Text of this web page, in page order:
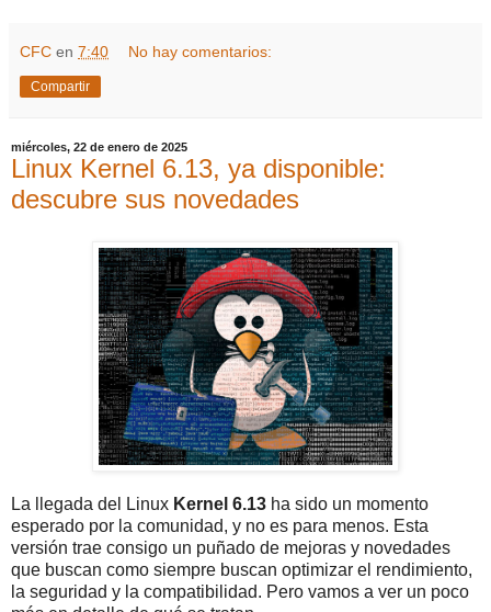
CFC en 7:40 No hay comentarios:
Compartir
miércoles, 22 de enero de 2025
Linux Kernel 6.13, ya disponible:
descubre sus novedades
La llegada del Linux Kernel 6.13 ha sido un momento
esperado por la comunidad, y no es para menos. Esta
versión trae consigo un puñado de mejoras y novedades
que buscan como siempre buscan optimizar el rendimiento,
la seguridad y la compatibilidad. Pero vamos a ver un poco